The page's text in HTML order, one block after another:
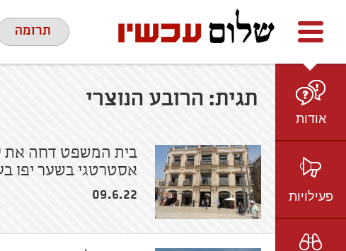
תרומה Facebookyoutube twitter
אודות
הצוות
חזון ועמדות
אמיל גרינצווייג
פעילויות
תגית: הרובע הנוצרי
בית המשפט דחה את
אסטרטגי בשער יפו
09.6.22